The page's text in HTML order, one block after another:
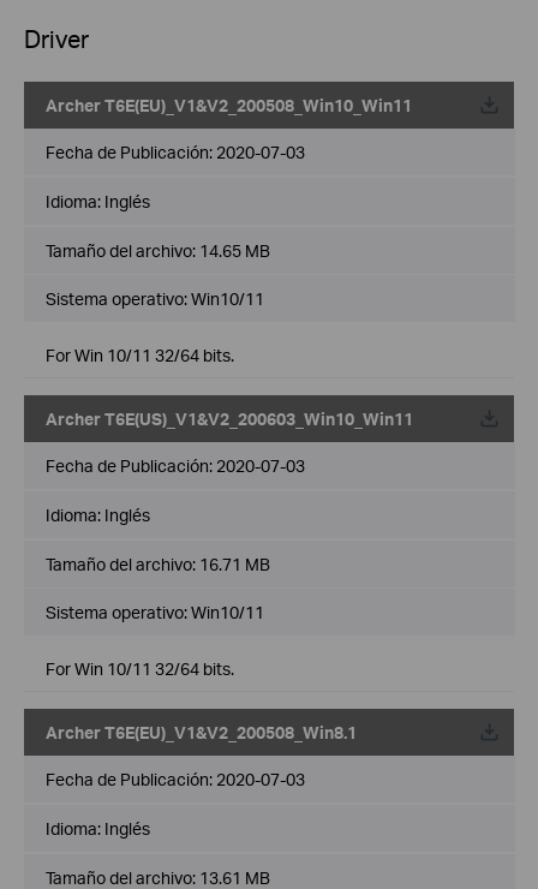
Driver
Archer T6E(EU)_V1&V2_200508_Win10_Win11
Fecha de Publicación: 2020-07-03
Idioma: Inglés
Tamaño del archivo: 14.65 MB
Sistema operativo: Win10/11
For Win 10/11 32/64 bits.
Archer T6E(US)_V1&V2_200603_Win10_Win11
Fecha de Publicación: 2020-07-03
Idioma: Inglés
Tamaño del archivo: 16.71 MB
Sistema operativo: Win10/11
For Win 10/11 32/64 bits.
Archer T6E(EU)_V1&V2_200508_Win8.1
Fecha de Publicación: 2020-07-03
Idioma: Inglés
Tamaño del archivo: 13.61 MB